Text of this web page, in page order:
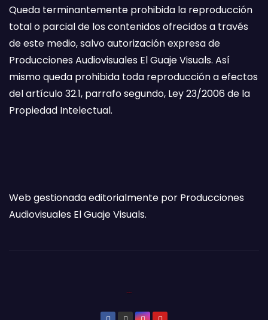
Queda terminantemente prohibida la reproducción
total o parcial de los contenidos ofrecidos a través
de este medio, salvo autorización expresa de
Producciones Audiovisuales El Guaje Visuals. Así
mismo queda prohibida toda reproducción a efectos
del artículo 32.1, parrafo segundo, Ley 23/2006 de la
Propiedad Intelectual.
Web gestionada editorialmente por Producciones
Audiovisuales El Guaje Visuals.